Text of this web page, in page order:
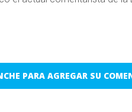
PARA AGREGAR SU